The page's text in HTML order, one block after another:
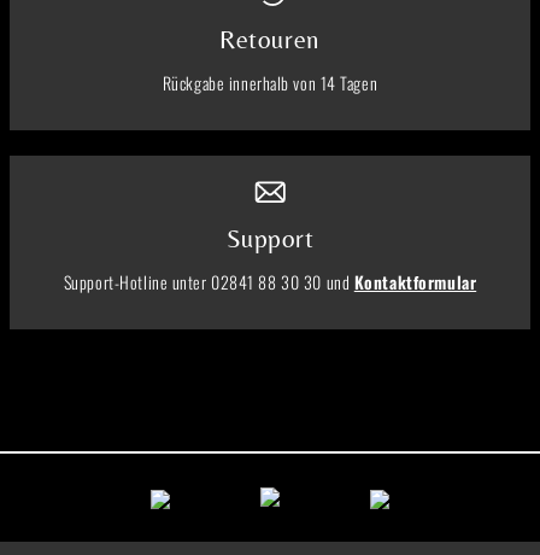
Retouren
Rückgabe innerhalb von 14 Tagen
Support
Support-Hotline unter 02841 88 30 30 und Kontaktformular